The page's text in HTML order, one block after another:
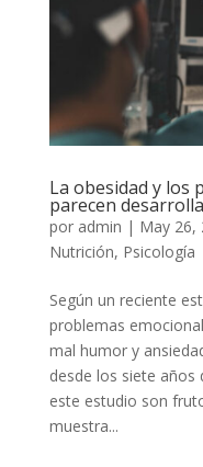
La obesidad y los
parecen
por admin | May 26,
Nutrición, Psicología
Según un reciente
problemas
mal humor y
desde los siete años
este estudio son
muestra...